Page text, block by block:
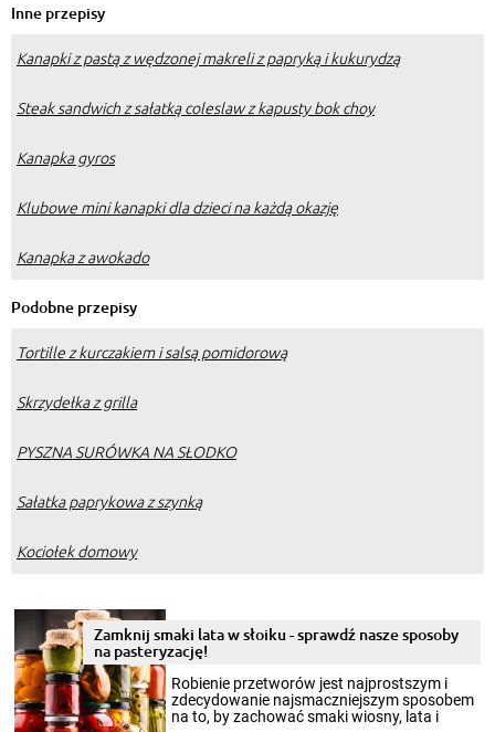
Inne przepisy
Kanapki z pastą z wędzonej makreli z papryką i kukurydzą
Steak sandwich z sałatką coleslaw z kapusty bok choy
Kanapka gyros
Klubowe mini kanapki dla dzieci na każdą okazję
Kanapka z awokado
Podobne przepisy
Tortille z kurczakiem i salsą pomidorową
Skrzydełka z grilla
PYSZNA SURÓWKA NA SŁODKO
Sałatka paprykowa z szynką
Kociołek domowy
Zamknij smaki lata w słoiku - sprawdź nasze sposoby
na pasteryzację!
Robienie przetworów jest najprostszym i
zdecydowanie najsmaczniejszym sposobem
na to, by zachować smaki wiosny, lata i